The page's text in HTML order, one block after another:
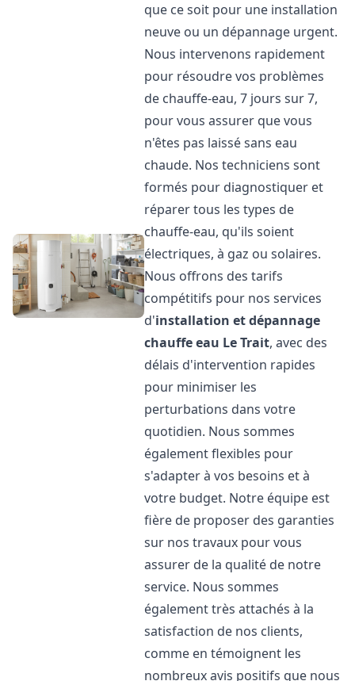
que ce soit pour une installation
neuve ou un dépannage urgent.
Nous intervenons rapidement
pour résoudre vos problèmes
de chauffe-eau, 7 jours sur 7,
pour vous assurer que vous
n'êtes pas laissé sans eau
chaude. Nos techniciens sont
formés pour diagnostiquer et
réparer tous les types de
chauffe-eau, qu'ils soient
électriques, à gaz ou solaires.
Nous offrons des tarifs
compétitifs pour nos services
d'installation et dépannage
chauffe eau Le Trait, avec des
délais d'intervention rapides
pour minimiser les
perturbations dans votre
quotidien. Nous sommes
également flexibles pour
s'adapter à vos besoins et à
votre budget. Notre équipe est
fière de proposer des garanties
sur nos travaux pour vous
assurer de la qualité de notre
service. Nous sommes
également très attachés à la
satisfaction de nos clients,
comme en témoignent les
nombreux avis positifs que nous